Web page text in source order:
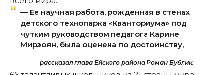
— Ее научная работа, рожденная в стенах
детского технопарка «Кванториума» под
чутким руководством педагога Карине
Мирзоян, была оценена по достоинству,
рассказал глава Ейского района Роман Бублик.